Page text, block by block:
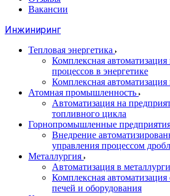
Вакансии
Инжиниринг
Тепловая энергетика
Комплексная
процессов в энергетике
Комплексная автоматизация
Атомная промышленность
Автоматизация на
топливного цикла
Горнопромышленные
Внедрение
управления процессом
Металлургия
Автоматизация в
Комплексная
печей и оборудования